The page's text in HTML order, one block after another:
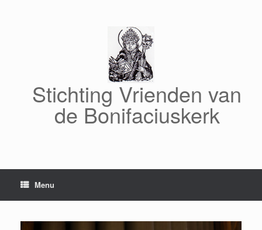
Stichting Vrienden van
de Bonifaciuskerk
Menu